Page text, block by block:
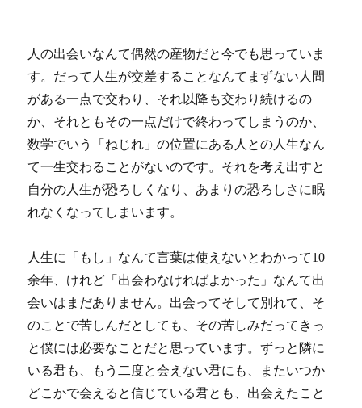
人の出会いなんて偶然の産物だと今でも思っていま
す。だって人生が交差することなんてまずない人間
がある一点で交わり、それ以降も交わり続けるの
か、それともその一点だけで終わってしまうのか、
数学でいう「ねじれ」の位置にある人との人生なん
て一生交わることがないのです。それを考え出すと
自分の人生が恐ろしくなり、あまりの恐ろしさに眠
れなくなってしまいます。
人生に「もし」なんて言葉は使えないとわかって10
余年、けれど「出会わなければよかった」なんて出
会いはまだありません。出会ってそして別れて、そ
のことで苦しんだとしても、その苦しみだってきっ
と僕には必要なことだと思っています。ずっと隣に
いる君も、もう二度と会えない君にも、またいつか
どこかで会えると信じている君とも、出会えたこと